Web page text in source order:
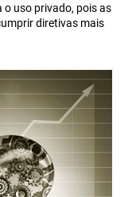
o uso privado, pois as
diretivas mais